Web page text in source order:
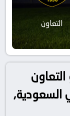
التعاون
في دوري السعودية,